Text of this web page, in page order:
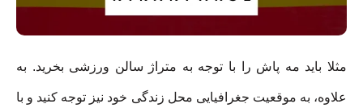
مثلا باید مه پاش را با توجه به متراژ سالن ورزشی بخرید. به
علاوه، به موقعیت جغرافیایی محل زندگی خود نیز توجه کنید و با